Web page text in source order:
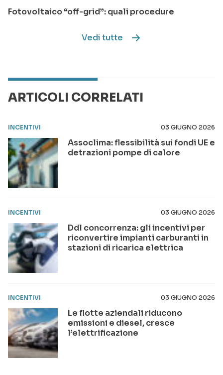
Fotovoltaico “off-grid”: quali procedure
Vedi tutte
ARTICOLI CORRELATI
INCENTIVI 03 GIUGNO 2026
Assoclima: flessibilità sui fondi UE e
detrazioni pompe di calore
INCENTIVI 03 GIUGNO 2026
Ddl concorrenza: gli incentivi per
riconvertire impianti carburanti in
stazioni di ricarica elettrica
INCENTIVI 03 GIUGNO 2026
Le flotte aziendali riducono
emissioni e diesel, cresce
l’elettrificazione